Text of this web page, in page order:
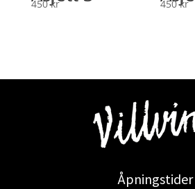
450kr 450kr
Åpningstider